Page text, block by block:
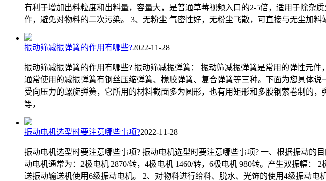
有利于增加出料粒度和出料量，容量大，是普通草莓视频入口的2-5倍，适用于除杂
作，避免对物料的二次污染。 3、无粉尘 气密性好，无粉尘飞散，可直接与无尘加
振动筛减振弹簧的作用有哪些?2022-11-28
振动筛减振弹簧的作用有哪些? 振动筛减振弹簧： 振动筛减振弹簧是常用的弹性元
通常使用的减振弹簧有钢丝压缩弹簧、橡胶弹簧、复合弹簧等三种。下面为您具体
受向压力的螺旋弹簧，它所用的材料截面多为圆形，也有用矩形和多股钢萦卷制的
等，
振动电机选型时要注意哪些事项?2022-11-28
振动电机选型时要注意哪些事项? 振动电机选型时要注意哪些事项? 一、根据振动
动电机通常为：2极电机 2870/转，4极电机 1460/转，6极电机 980转。产生双振幅：
送振动输送机使用6级振动电机。 2、对物料进行给料、脱水、光饰的使用4级振动电